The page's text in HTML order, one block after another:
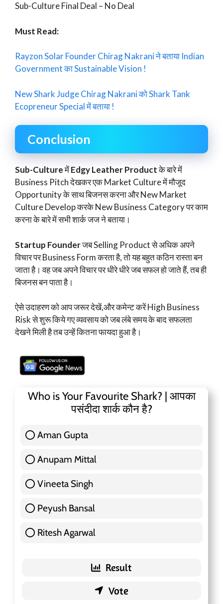
Sub-Culture Final Deal – No Deal
Must Read:
Rayzon Solar Founder Chirag Nakrani ने बताया Indian
Government का Sustainable Vision !
New Shark Judge Chirag Nakrani को Shark Tank
Ecopreneur Special में बताया !
Conclusion
Sub-CultureमेंEdgy Leather Productके बारे में
Business Pitch देखकर एक Market Culture में मौजूद
Opportunity के साथ बिजनस करना और New Market
Culture Develop करके New Business Category पर काम
करना के बारे में सभी शार्क जज ने बताया।
Startup Founderजब Selling Product से अधिक अपने
विचार पर Business Form करता है, तो यह बहुत कठिन रास्ता बन
जाता है। वह जब अपने विचार पर धीरे धीरे जब सफल हो जाते हैं, तब ही
बिजनस बन पाता है।
ऐसे उदाहरण को आप जरूर देखें,और कमेन्ट करें High Business
Risk से शुरू किये गए व्यवसाय को जब लंबे समय के बाद सफलता
देखने मिली है तब उन्हें कितना फायदा हुआ है।
Who is Your Favourite Shark? | आपका
पसंदीदा शार्क कौन है?
Aman Gupta
Anupam Mittal
Vineeta Singh
Peyush Bansal
Ritesh Agarwal